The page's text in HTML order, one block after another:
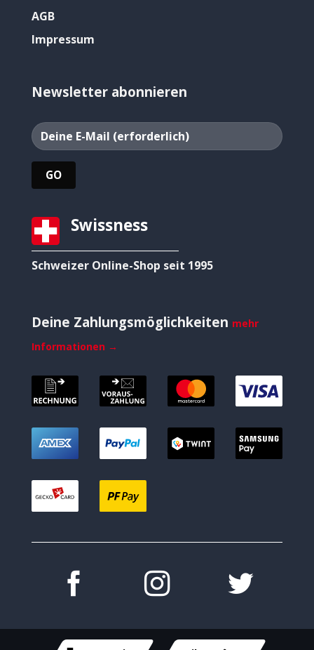
AGB
Impressum
Newsletter abonnieren
Swissness
Schweizer Online-Shop seit 1995
Deine Zahlungsmöglichkeiten mehr
Informationen →